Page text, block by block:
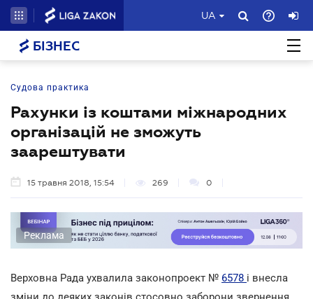
UA
БІЗНЕС
Судова практика
Рахунки із коштами міжнародних
організацій не зможуть
заарештувати
15 травня 2018, 15:54 269 0
Реклама
Верховна Рада ухвалила законопроект № 6578 і внесла